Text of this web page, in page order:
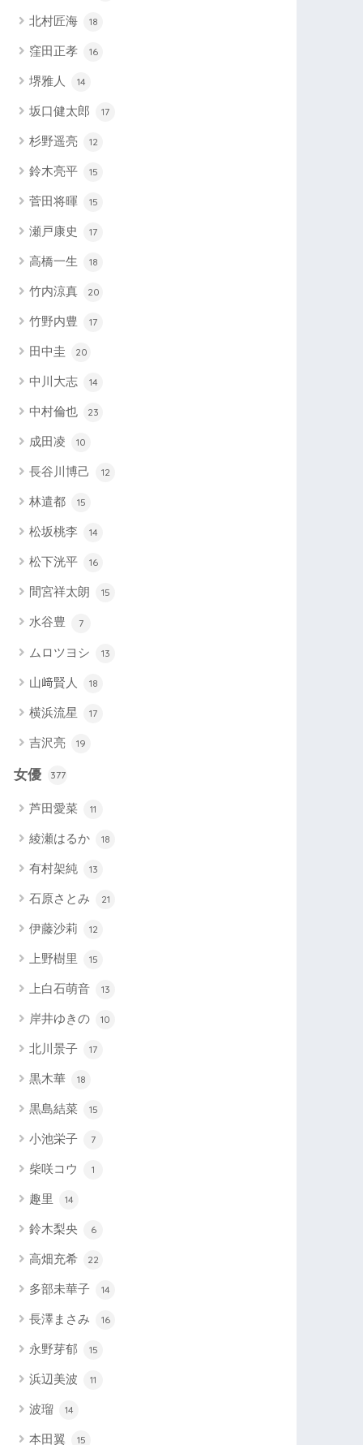
北村匠海 18
窪田正孝 16
堺雅人 14
坂口健太郎 17
杉野遥亮 12
鈴木亮平 15
菅田将暉 15
瀬戸康史 17
高橋一生 18
竹内涼真 20
竹野内豊 17
田中圭 20
中川大志 14
中村倫也 23
成田凌 10
長谷川博己 12
林遣都 15
松坂桃李 14
松下洸平 16
間宮祥太朗 15
水谷豊 7
ムロツヨシ 13
山﨑賢人 18
横浜流星 17
吉沢亮 19
女優 377
芦田愛菜 11
綾瀬はるか 18
有村架純 13
石原さとみ 21
伊藤沙莉 12
上野樹里 15
上白石萌音 13
岸井ゆきの 10
北川景子 17
黒木華 18
黒島結菜 15
小池栄子 7
柴咲コウ 1
趣里 14
鈴木梨央 6
高畑充希 22
多部未華子 14
長澤まさみ 16
永野芽郁 15
浜辺美波 11
波瑠 14
本田翼 15